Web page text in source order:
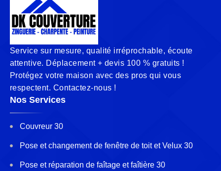
Service sur mesure, qualité irréprochable, écoute
attentive. Déplacement + devis 100 % gratuits !
Protégez votre maison avec des pros qui vous
respectent. Contactez-nous !
Nos Services
Couvreur 30
Pose et changement de fenêtre de toit et Velux 30
Pose et réparation de faîtage et faîtière 30